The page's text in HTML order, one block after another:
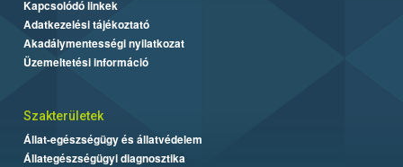
Kapcsolódó linkek
Adatkezelési tájékoztató
Akadálymentességi nyilatkozat
Üzemeltetési információ
Szakterületek
Állat-egészségügy és állatvédelem
Állategészségügyi diagnosztika